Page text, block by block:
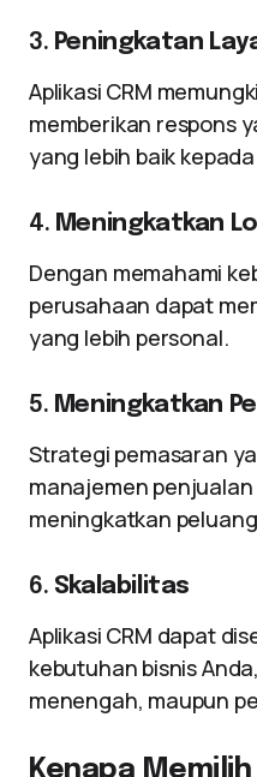
3. Peningkatan
Aplikasi CRM
memberikan respons
yang lebih baik
4. Meningkatkan
Dengan memahami
perusahaan dapat
yang lebih personal.
5. Meningkatkan
Strategi pemasaran
manajemen
meningkatkan
6. Skalabilitas
Aplikasi CRM dapat
kebutuhan bisnis
menengah, maupun
Kenapa